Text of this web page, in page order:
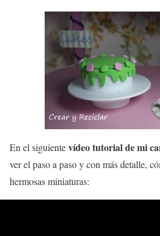
En el siguientevídeo tutorial de mi
ver el paso a paso y con más detalle,
hermosas miniaturas: